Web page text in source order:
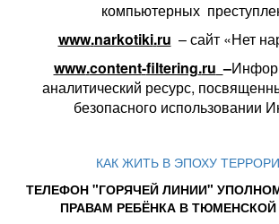
компьютерных
www.narkotiki.ru – сайт «Нет
www.content-filtering.ru –
аналитический ресурс,
безопасного использовании
КАК ЖИТЬ В ЭПОХУ
ТЕЛЕФОН "ГОРЯЧЕЙ ЛИНИИ"
ПРАВАМ РЕБЁНКА В